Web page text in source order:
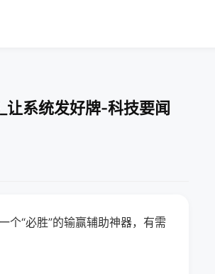
让系统发好牌-科技要闻
个“必胜”的输赢辅助神器，有需